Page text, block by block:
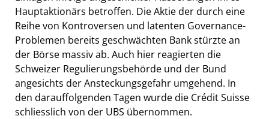
Hauptaktionärs betroffen. Die Aktie der durch eine
Reihe von Kontroversen und latenten Governance-
Problemen bereits geschwächten Bank stürzte an
der Börse massiv ab. Auch hier reagierten die
Schweizer Regulierungsbehörde und der Bund
angesichts der Ansteckungsgefahr umgehend. In
den darauffolgenden Tagen wurde die Crédit Suisse
schliesslich von der UBS übernommen.